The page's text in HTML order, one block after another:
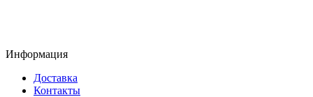
Информация
Доставка
Контакты